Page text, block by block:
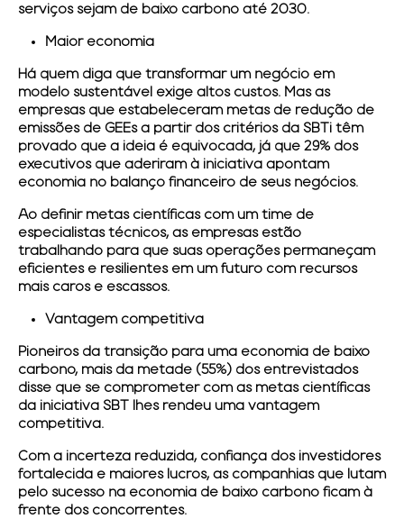
serviços sejam de baixo carbono até 2030.
Maior economia
Há quem diga que transformar um negócio em
modelo sustentável exige altos custos. Mas as
empresas que estabeleceram metas de redução de
emissões de GEEs a partir dos critérios da SBTi têm
provado que a ideia é equivocada, já que 29% dos
executivos que aderiram à iniciativa apontam
economia no balanço financeiro de seus negócios.
Ao definir metas científicas com um time de
especialistas técnicos, as empresas estão
trabalhando para que suas operações permaneçam
eficientes e resilientes em um futuro com recursos
mais caros e escassos.
Vantagem competitiva
Pioneiros da transição para uma economia de baixo
carbono, mais da metade (55%) dos entrevistados
disse que se comprometer com as metas científicas
da iniciativa SBT lhes rendeu uma vantagem
competitiva.
Com a incerteza reduzida, confiança dos investidores
fortalecida e maiores lucros, as companhias que lutam
pelo sucesso na economia de baixo carbono ficam à
frente dos concorrentes.